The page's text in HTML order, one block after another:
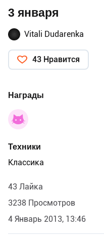
3 января
Vitali Dudarenka
43 Нравится
Награды
Техники
Классика
43 Лайка
3238 Просмотров
4 Январь 2013, 13:46